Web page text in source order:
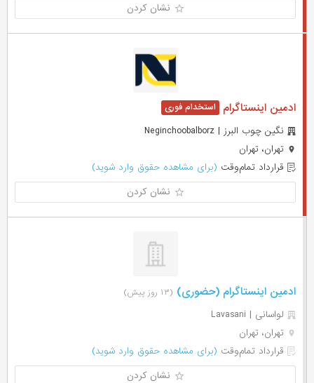
نشان کردن
ادمین اینستاگرام
نگین چوب البرز | Neginchoobalborz
تهران، تهران
قرارداد تمام‌وقت (برای مشاهده حقوق وارد شوید)
نشان کردن
ادمین اینستاگرام (حضوری) (۱۳ روز پیش)
لواسانی | Lavasani
تهران، تهران
قرارداد تمام‌وقت (برای مشاهده حقوق وارد شوید)
نشان کردن